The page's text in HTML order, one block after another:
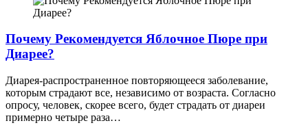
Почему Рекомендуется Яблочное Пюре при
Диарее?
Диарея-распространенное повторяющееся заболевание,
которым страдают все, независимо от возраста. Согласно
опросу, человек, скорее всего, будет страдать от диареи
примерно четыре раза…